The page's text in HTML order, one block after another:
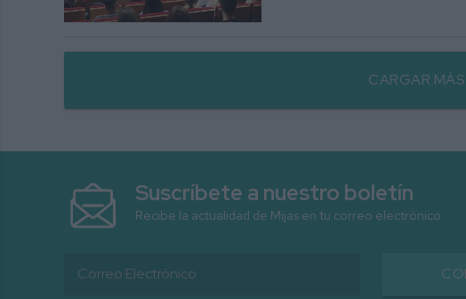
CARGAR MÁS
Suscríbete a nuestro boletín
Recibe la actualidad de Mijas en tu correo electrónico